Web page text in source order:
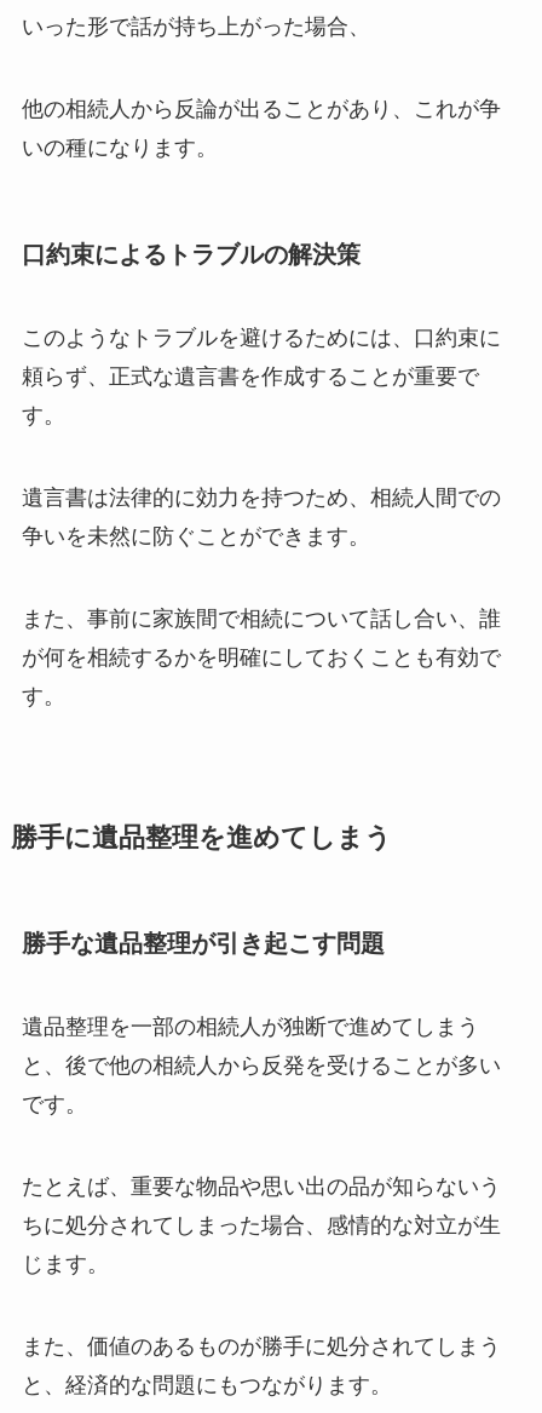
いった形で話が持ち上がった場合、
他の相続人から反論が出ることがあり、これが争
いの種になります。
口約束によるトラブルの解決策
このようなトラブルを避けるためには、口約束に
頼らず、正式な遺言書を作成することが重要で
す。
遺言書は法律的に効力を持つため、相続人間での
争いを未然に防ぐことができます。
また、事前に家族間で相続について話し合い、誰
が何を相続するかを明確にしておくことも有効で
す。
勝手に遺品整理を進めてしまう
勝手な遺品整理が引き起こす問題
遺品整理を一部の相続人が独断で進めてしまう
と、後で他の相続人から反発を受けることが多い
です。
たとえば、重要な物品や思い出の品が知らないう
ちに処分されてしまった場合、感情的な対立が生
じます。
また、価値のあるものが勝手に処分されてしまう
と、経済的な問題にもつながります。